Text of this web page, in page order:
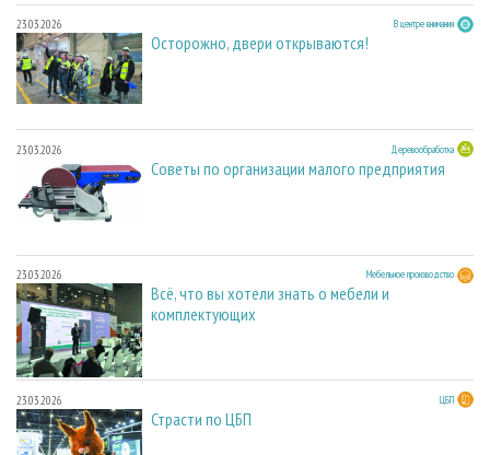
23.03.2026 В центре внимания
Осторожно, двери открываются!
23.03.2026 Деревообработка
Советы по организации малого предприятия
23.03.2026 Мебельное производство
Всё, что вы хотели знать о мебели и
комплектующих
23.03.2026 ЦБП
Страсти по ЦБП